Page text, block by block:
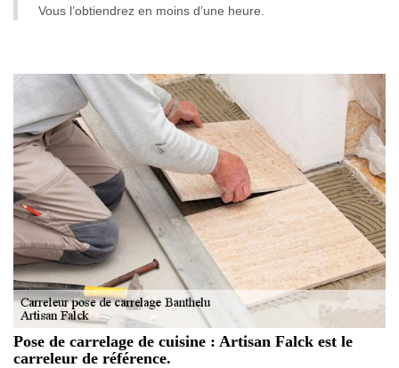
Vous l’obtiendrez en moins d’une heure.
Pose de carrelage de cuisine : Artisan Falck est le
carreleur de référence.